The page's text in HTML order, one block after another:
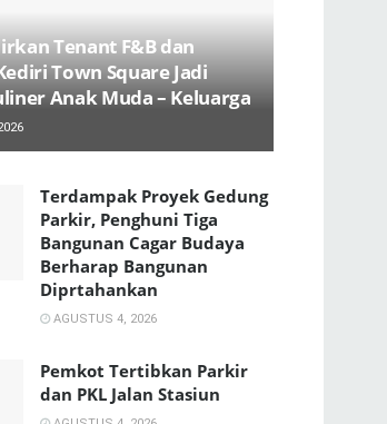
Tenant F&B dan
Town Square Jadi
Anak Muda – Keluarga
Terdampak Proyek Gedung
Parkir, Penghuni Tiga
Bangunan Cagar Budaya
Berharap Bangunan
Diprtahankan
AGUSTUS 4, 2026
Pemkot Tertibkan Parkir
dan PKL Jalan Stasiun